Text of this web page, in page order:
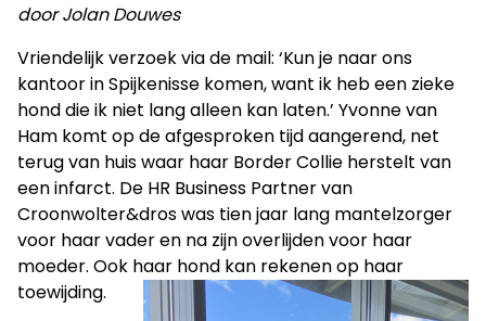
door Jolan Douwes
Vriendelijk verzoek via de mail: ‘Kun je naar ons
kantoor in Spijkenisse komen, want ik heb een zieke
hond die ik niet lang alleen kan laten.’ Yvonne van
Ham komt op de afgesproken tijd aangerend, net
terug van huis waar haar Border Collie herstelt van
een infarct. De HR Business Partner van
Croonwolter&dros was tien jaar lang mantelzorger
voor haar vader en na zijn overlijden voor haar
moeder. Ook haar hond kan rekenen op haar
toewijding.